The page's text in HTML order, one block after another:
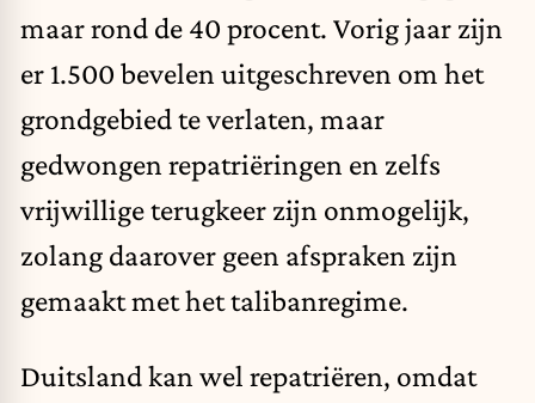
maar rond de 40 procent. Vorig jaar zijn
er 1.500 bevelen uitgeschreven om het
grondgebied te verlaten, maar
gedwongen repatriëringen en zelfs
vrijwillige terugkeer zijn onmogelijk,
zolang daarover geen afspraken zijn
gemaakt met het talibanregime.
Duitsland kan wel repatriëren, omdat